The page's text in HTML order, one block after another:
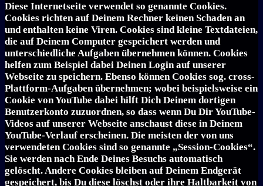
Diese Internetseite verwendet so genannte Cookies.
Cookies richten auf Deinem Rechner keinen Schaden an
und enthalten keine Viren. Cookies sind kleine Textdateien,
die auf Deinem Computer gespeichert werden und
unterschiedliche Aufgaben übernehmen können. Cookies
helfen zum Beispiel dabei Deinen Login auf unserer
Webseite zu speichern. Ebenso können Cookies sog. cross-
Plattform-Aufgaben übernehmen; wobei beispielsweise ein
Cookie von YouTube dabei hilft Dich Deinem dortigen
Benutzerkonto zuzuordnen, so dass wenn Du Dir YouTube-
Videos auf unserer Webseite anschaust diese in Deinem
YouTube-Verlauf erscheinen. Die meisten der von uns
verwendeten Cookies sind so genannte „Session-Cookies“.
Sie werden nach Ende Deines Besuchs automatisch
gelöscht. Andere Cookies bleiben auf Deinem Endgerät
gespeichert, bis Du diese löschst oder ihre Haltbarkeit von